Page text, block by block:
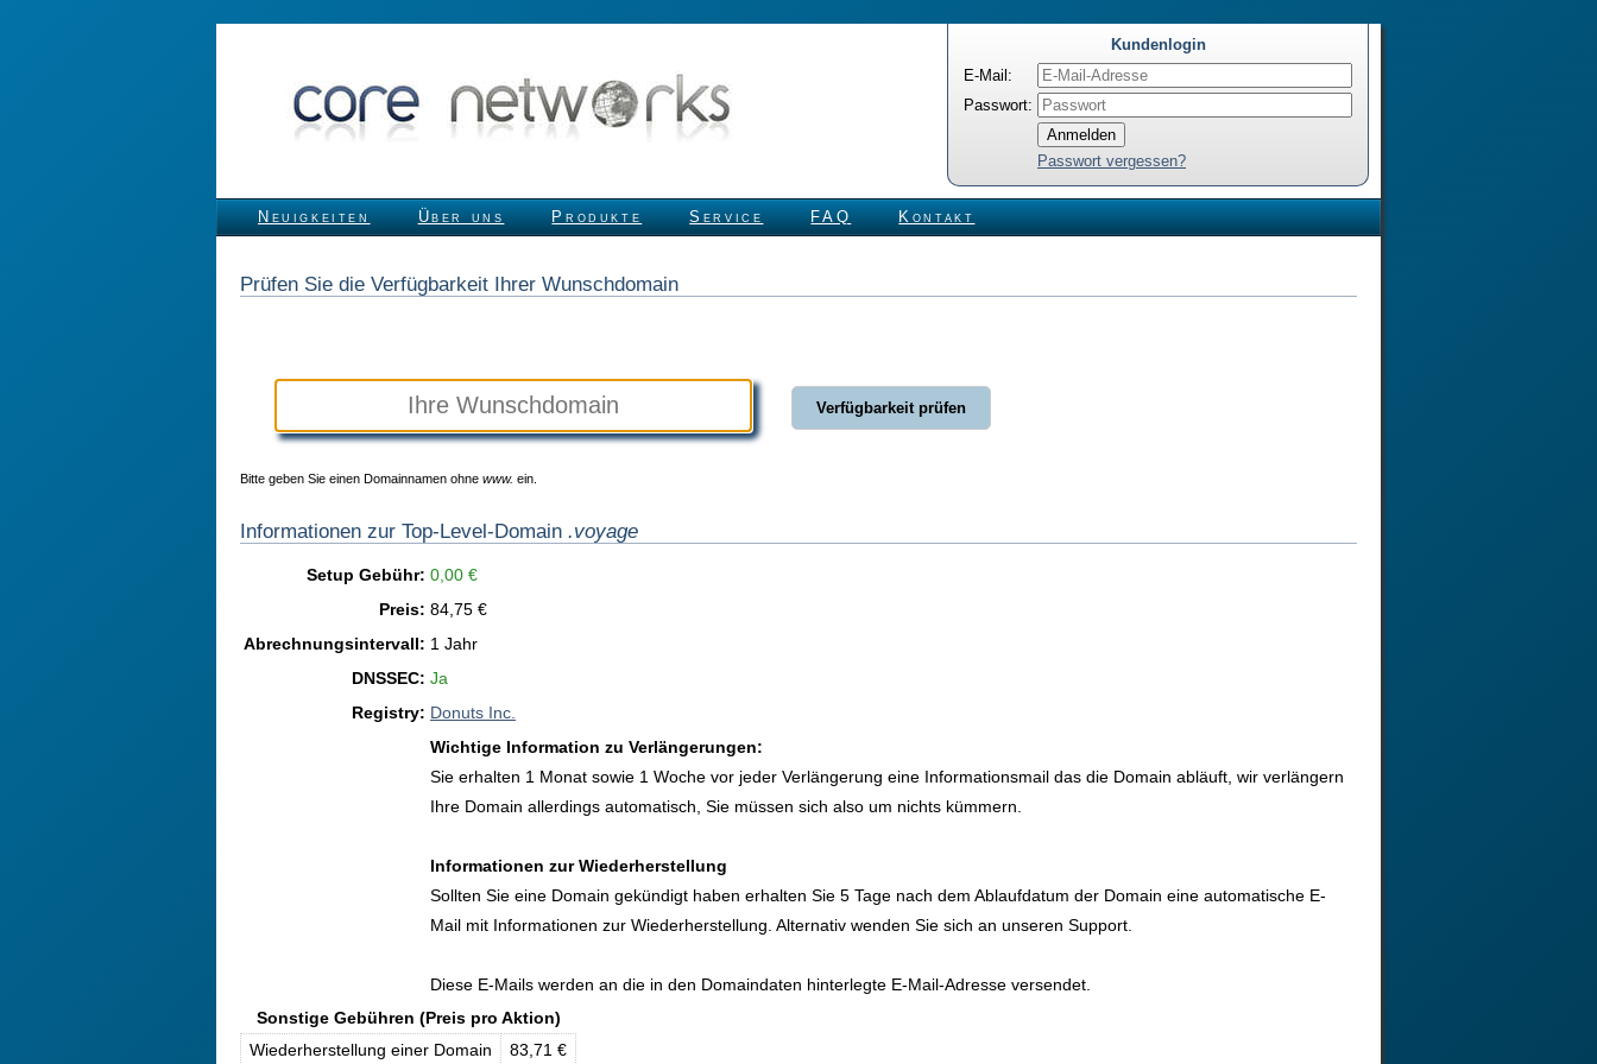
Kundenlogin
E-Mail:
Passwort:
Passwort vergessen?
Neuigkeiten Über uns Produkte Service FAQ Kontakt
Prüfen Sie die Verfügbarkeit Ihrer Wunschdomain
Bitte geben Sie einen Domainnamen ohne www. ein.
Informationen zur Top-Level-Domain .voyage
Setup Gebühr: 0,00 €
Preis: 84,75 €
Abrechnungsintervall: 1 Jahr
DNSSEC: Ja
Registry: Donuts Inc.
Wichtige Information zu Verlängerungen:
Sie erhalten 1 Monat sowie 1 Woche vor jeder Verlängerung eine Informationsmail das die Domain abläuft, wir verlängern
Ihre Domain allerdings automatisch, Sie müssen sich also um nichts kümmern.
Informationen zur Wiederherstellung
Sollten Sie eine Domain gekündigt haben erhalten Sie 5 Tage nach dem Ablaufdatum der Domain eine automatische E-
Mail mit Informationen zur Wiederherstellung. Alternativ wenden Sie sich an unseren Support.
Diese E-Mails werden an die in den Domaindaten hinterlegte E-Mail-Adresse versendet.
Sonstige Gebühren (Preis pro Aktion)
Wiederherstellung einer Domain
83,71 €